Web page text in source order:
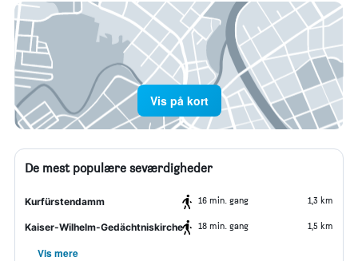
Vis på kort
De mest populære seværdigheder
Kurfürstendamm 16 min. gang 1,3 km
Kaiser-Wilhelm-Gedächtniskirche 18 min. gang 1,5 km
Vis mere